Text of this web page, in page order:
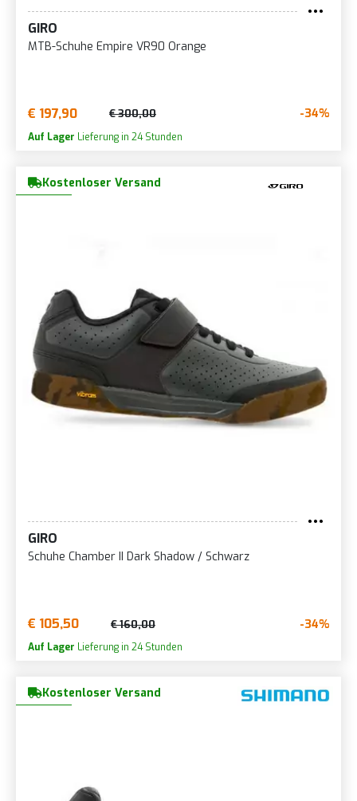
GIRO
MTB-Schuhe Empire VR90 Orange
€ 197,90 € 300,00 -34%
Auf Lager Lieferung in 24 Stunden
Kostenloser Versand
GIRO
Schuhe Chamber II Dark Shadow / Schwarz
€ 105,50 € 160,00 -34%
Auf Lager Lieferung in 24 Stunden
Kostenloser Versand